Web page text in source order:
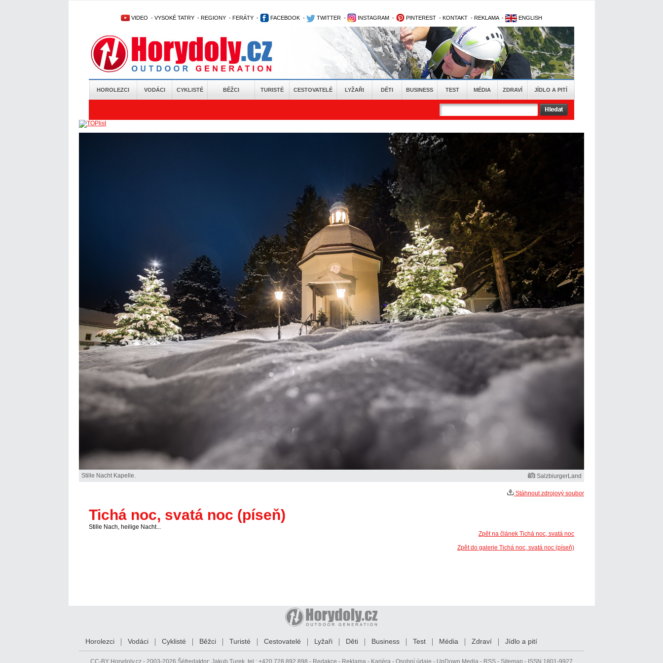
VIDEO - VYSOKÉ TATRY - REGIONY - FERÁTY - FACEBOOK - TWITTER - INSTAGRAM - PINTEREST - KONTAKT - REKLAMA - ENGLISH
HOROLEZCI VODÁCI CYKLISTÉ BĚŽCI TURISTÉ CESTOVATELÉ LYŽAŘI DĚTI BUSINESS TEST MÉDIA ZDRAVÍ JÍDLO A PITÍ
Stille Nacht Kapelle. SalzbiurgerLand
Stáhnout zdrojový soubor
Tichá noc, svatá noc (píseň)
Stille Nach, heilige Nacht...
Zpět na článek Tichá noc, svatá noc
Zpět do galerie Tichá noc, svatá noc (píseň)
Horolezci Vodáci Cyklisté Běžci Turisté Cestovatelé Lyžaři Děti Business Test Média Zdraví Jídlo a pití
CC-BY Horydoly.cz - 2003-2026 Šéfredaktor: Jakub Turek , tel.: +420 728 892 898 - Redakce - Reklama - Kariéra - Osobní údaje - UpDown Media - RSS - Sitemap - ISSN 1801-9927